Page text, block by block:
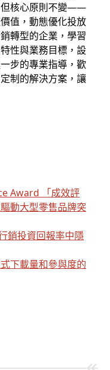
但核心原則不變——
值，動態優化投放
轉型的企業，學習
性與業務目標，設
步的專業指導，歡
制的解決方案，讓
Award 「成效評
動大型零售品牌突
銷投資回報率中隱
下載量和參與度的